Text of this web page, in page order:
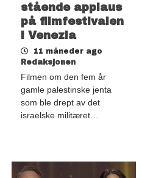
stående applaus
på filmfestivalen
i Venezia
11 måneder ago
Redaksjonen
Filmen om den fem år
gamle palestinske jenta
som ble drept av det
israelske militæret…